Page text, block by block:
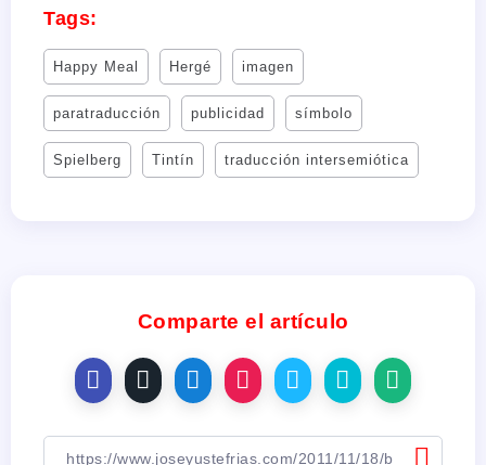
Tags:
Happy Meal Hergé imagen
paratraducción publicidad símbolo
Spielberg Tintín traducción intersemiótica
Comparte el artículo